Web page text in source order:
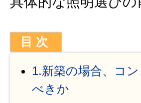
1.新築の場合、コ
べきか